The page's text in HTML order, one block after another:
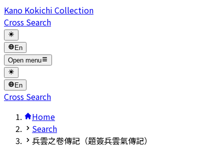
Kano Kokichi Collection
Cross Search
En
Open menu
En
Cross Search
Home
Search
兵雲之卷傳記（題簽兵雲氣傳記）